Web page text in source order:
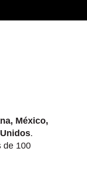
México,
.
de 100